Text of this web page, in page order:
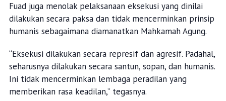
Fuad juga menolak pelaksanaan eksekusi yang dinilai
dilakukan secara paksa dan tidak mencerminkan prinsip
humanis sebagaimana diamanatkan Mahkamah Agung.
“Eksekusi dilakukan secara represif dan agresif. Padahal,
seharusnya dilakukan secara santun, sopan, dan humanis.
Ini tidak mencerminkan lembaga peradilan yang
memberikan rasa keadilan,” tegasnya.